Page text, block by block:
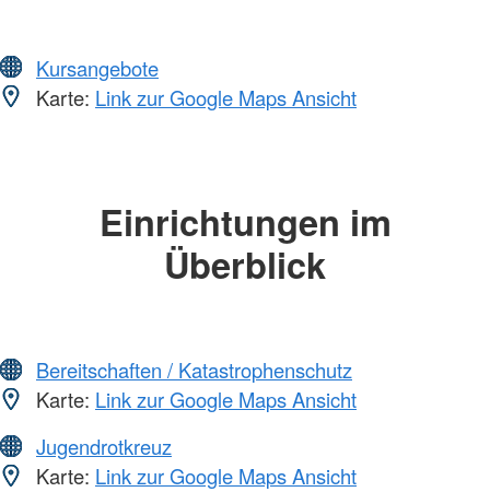
Kursangebote
Karte: Link zur Google Maps Ansicht
Einrichtungen im
Überblick
Bereitschaften / Katastrophenschutz
Karte: Link zur Google Maps Ansicht
Jugendrotkreuz
Karte: Link zur Google Maps Ansicht